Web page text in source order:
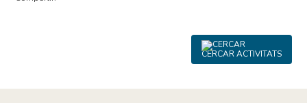
CERCAR ACTIVITATS